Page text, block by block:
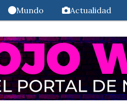
Mundo Actualidad